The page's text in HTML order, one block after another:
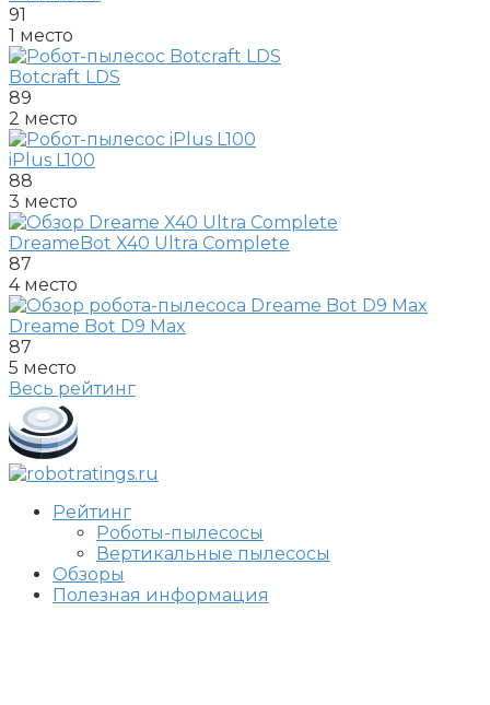
91
1 место
Botcraft LDS
89
2 место
iPlus L100
88
3 место
DreameBot X40 Ultra Complete
87
4 место
Dreame Bot D9 Max
87
5 место
Весь рейтинг
Рейтинг
Роботы-пылесосы
Вертикальные пылесосы
Обзоры
Полезная информация